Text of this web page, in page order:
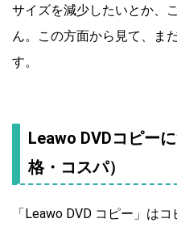
サイズを減少したいとか、
ん。この方面から見て、ま
す。
Leawo DVDコピー
格・コスパ）
「Leawo DVD コピー」は